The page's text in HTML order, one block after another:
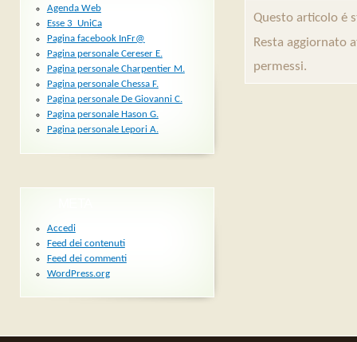
Questo articolo é
Resta aggiornato
permessi.
Agenda Web
Esse 3_UniCa
Pagina facebook InFr@
Pagina personale Cereser E.
Pagina personale Charpentier M.
Pagina personale Chessa F.
Pagina personale De Giovanni C.
Pagina personale Hason G.
Pagina personale Lepori A.
Accedi
Feed dei contenuti
Feed dei commenti
WordPress.org